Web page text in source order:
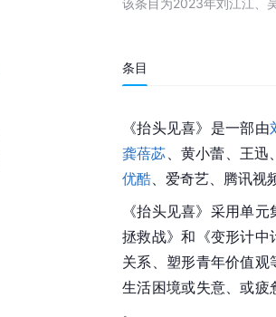
条目
《抬头见喜》是一部由
龚蓓苾 、黄小蕾、 王迅
优酷
爱奇艺
腾讯视
《抬头见喜》采用单
拯救战》和《变形计
关系、塑形青年价值
生活困境或失意、或
。